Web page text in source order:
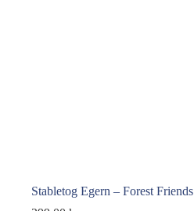
Stabletog Egern – Forest Friends